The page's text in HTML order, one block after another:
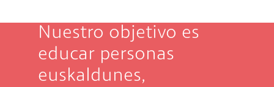
Nuestro objetivo es
educar personas
euskaldunes,